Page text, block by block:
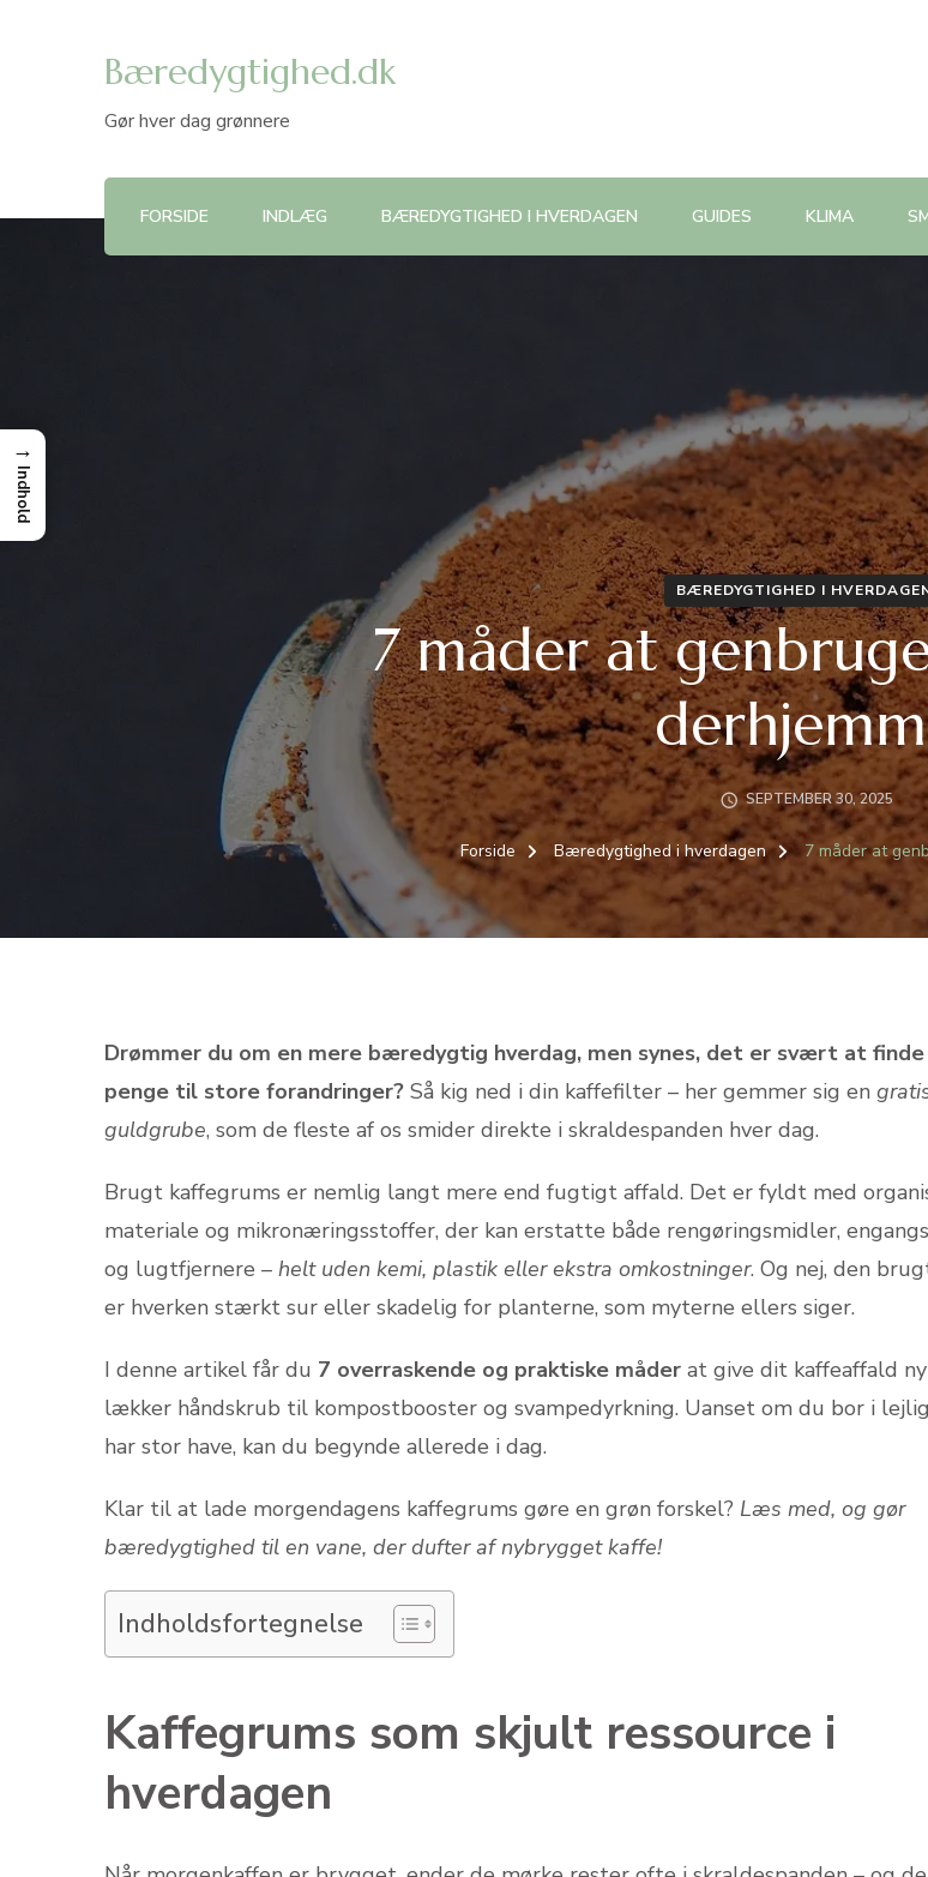
Bæredygtighed.dk
Gør hver dag grønnere
FORSIDE INDLÆG BÆREDYGTIGHED I HVERDAGEN GUIDES KLIMA
BÆREDYGTIGHED I
7 måder at
SEPTEMBER 30, 2025
Forside Bæredygtighed i hverdagen 7 måder at
Drømmer du om en mere bæredygtig hverdag, men synes, det er svært at
penge til store forandringer? Så kig ned i din kaffefilter – her gemmer sig en
guldgrube, som de fleste af os smider direkte i skraldespanden hver dag.
Brugt kaffegrums er nemlig langt mere end fugtigt affald. Det er fyldt med
materiale og mikronæringsstoffer, der kan erstatte både rengøringsmidler,
og lugtfjernere – helt uden kemi, plastik eller ekstra omkostninger. Og nej, den
er hverken stærkt sur eller skadelig for planterne, som myterne ellers siger.
I denne artikel får du 7 overraskende og praktiske måder at give dit kaffeaffald
lækker håndskrub til kompostbooster og svampedyrkning. Uanset om du bor i
har stor have, kan du begynde allerede i dag.
Klar til at lade morgendagens kaffegrums gøre en grøn forskel? Læs med, og gør
bæredygtighed til en vane, der dufter af nybrygget kaffe!
Indholdsfortegnelse
Kaffegrums som skjult ressource i
hverdagen
→
Indhold